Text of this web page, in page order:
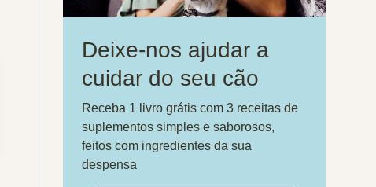
Deixe-nos ajudar a
cuidar do seu cão
Receba 1 livro grátis com 3 receitas de
suplementos simples e saborosos,
feitos com ingredientes da sua
despensa